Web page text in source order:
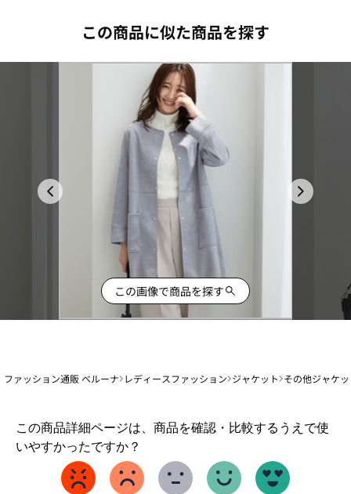
この商品に似た商品を探す
この画像で商品を探す
ファッション通販 ベルーナ レディースファッション ジャケット その他ジャケ
この商品詳細ページは、商品を確認・比較するうえで使
いやすかったですか？
1
か